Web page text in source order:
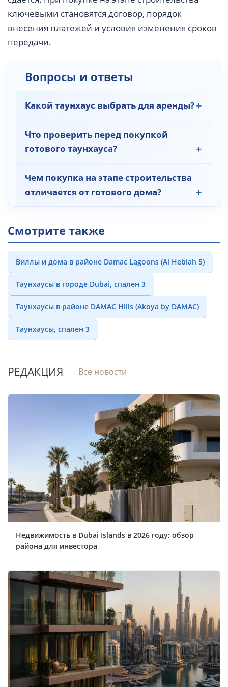
ключевыми становятся договор, порядок
внесения платежей и условия изменения сроков
передачи.
Вопросы и ответы
Какой таунхаус выбрать для аренды?
Что проверить перед покупкой
готового таунхауса?
Чем покупка на этапе строительства
отличается от готового дома?
Смотрите также
Виллы и дома в районе Damac Lagoons (Al Hebiah 5)
Таунхаусы в городе Dubai, спален 3
Таунхаусы в районе DAMAC Hills (Akoya by DAMAC)
Таунхаусы, спален 3
РЕДАКЦИЯ Все новости
Недвижимость в Dubai Islands в 2026 году: обзор
района для инвестора